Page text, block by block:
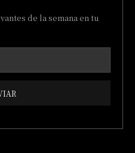
de la semana en tu